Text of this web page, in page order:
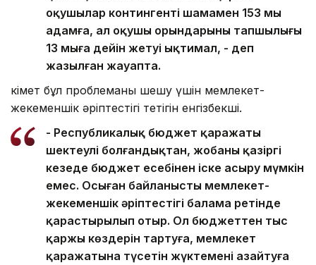
оқушылар контингенті шамамен 153 мың
адамға, ал оқушы орындарының тапшылығы
13 мыңға дейін жетуі ықтимал, - деп
жазылған жауапта.
Үкімет бұл проблеманы шешу үшін мемлекет-
жекеменшік әріптестігі тетігін енгізбекші.
- Республикалық бюджет қаражаты
шектеулі болғандықтан, жобаны қазіргі
кезеңде бюджет есебінен іске асыру мүмкін
емес. Осыған байланысты мемлекет-
жекеменшік әріптестігі балама ретінде
қарастырылып отыр. Ол бюджеттен тыс
қаржы көздерін тартуға, мемлекет
қаражатына түсетін жүктемені азайтуға